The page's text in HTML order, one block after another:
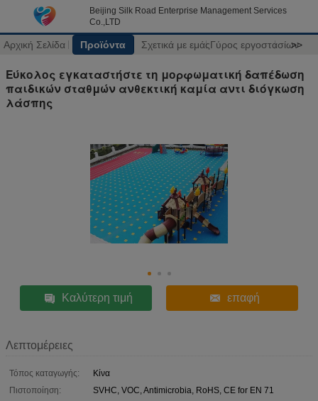
Beijing Silk Road Enterprise Management Services
Co.,LTD
Αρχική Σελίδα Προϊόντα Σχετικά με εμάςΓύρος εργοστασίων
>>
Εύκολος εγκαταστήστε τη μορφωματική δαπέδωση
παιδικών σταθμών ανθεκτική καμία αντι διόγκωση
λάσπης
Καλύτερη τιμή επαφή
Λεπτομέρειες
Τόπος καταγωγής:
Κίνα
Πιστοποίηση:
SVHC, VOC, Antimicrobia, RoHS, CE for EN 71